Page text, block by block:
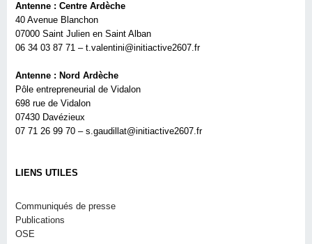
Antenne : Centre Ardèche
40 Avenue Blanchon
07000 Saint Julien en Saint Alban
06 34 03 87 71 – t.valentini@initiactive2607.fr
Antenne : Nord Ardèche
Pôle entrepreneurial de Vidalon
698 rue de Vidalon
07430 Davézieux
07 71 26 99 70 – s.gaudillat@initiactive2607.fr
LIENS UTILES
Communiqués de presse
Publications
OSE